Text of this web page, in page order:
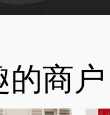
的商户